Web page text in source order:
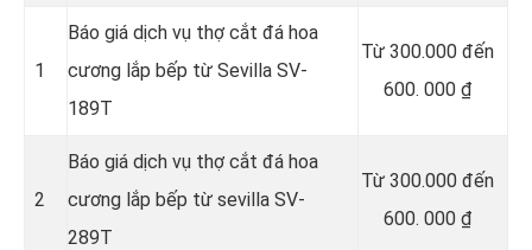
1
Báo giá dịch vụ thợ cắt đá hoa
cương lắp bếp từ Sevilla SV-
189T
Từ 300.000 đến
600. 000 ₫
2
Báo giá dịch vụ thợ cắt đá hoa
cương lắp bếp từ sevilla SV-
289T
Từ 300.000 đến
600. 000 ₫